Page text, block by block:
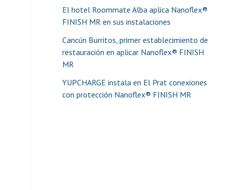
El hotel Roommate Alba aplica Nanoflex®
FINISH MR en sus instalaciones
Cancún Burritos, primer establecimiento de
restauración en aplicar Nanoflex® FINISH
MR
YUPCHARGE instala en El Prat conexiones
con protección Nanoflex® FINISH MR